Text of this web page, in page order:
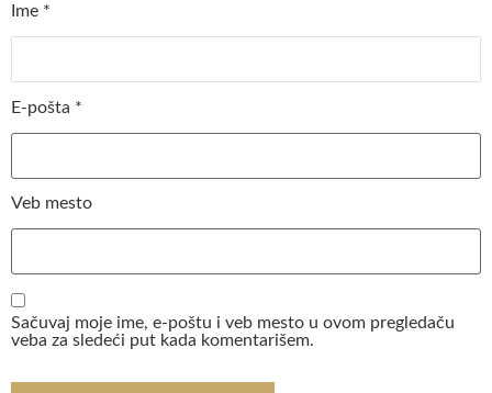
Ime *
E-pošta *
Veb mesto
Sačuvaj moje ime, e-poštu i veb mesto u ovom pregledaču
veba za sledeći put kada komentarišem.